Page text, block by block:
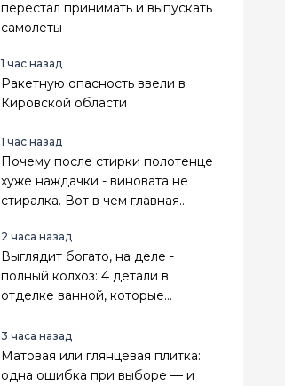
перестал принимать и выпускать
самолеты
1 час назад
Ракетную опасность ввели в
Кировской области
1 час назад
Почему после стирки полотенце
хуже наждачки - виновата не
стиралка. Вот в чем главная
2 часа назад
Выглядит богато, на деле -
полный колхоз: 4 детали в
отделке ванной, которые
ремонт
3 часа назад
Матовая или глянцевая плитка:
одна ошибка при выборе — и